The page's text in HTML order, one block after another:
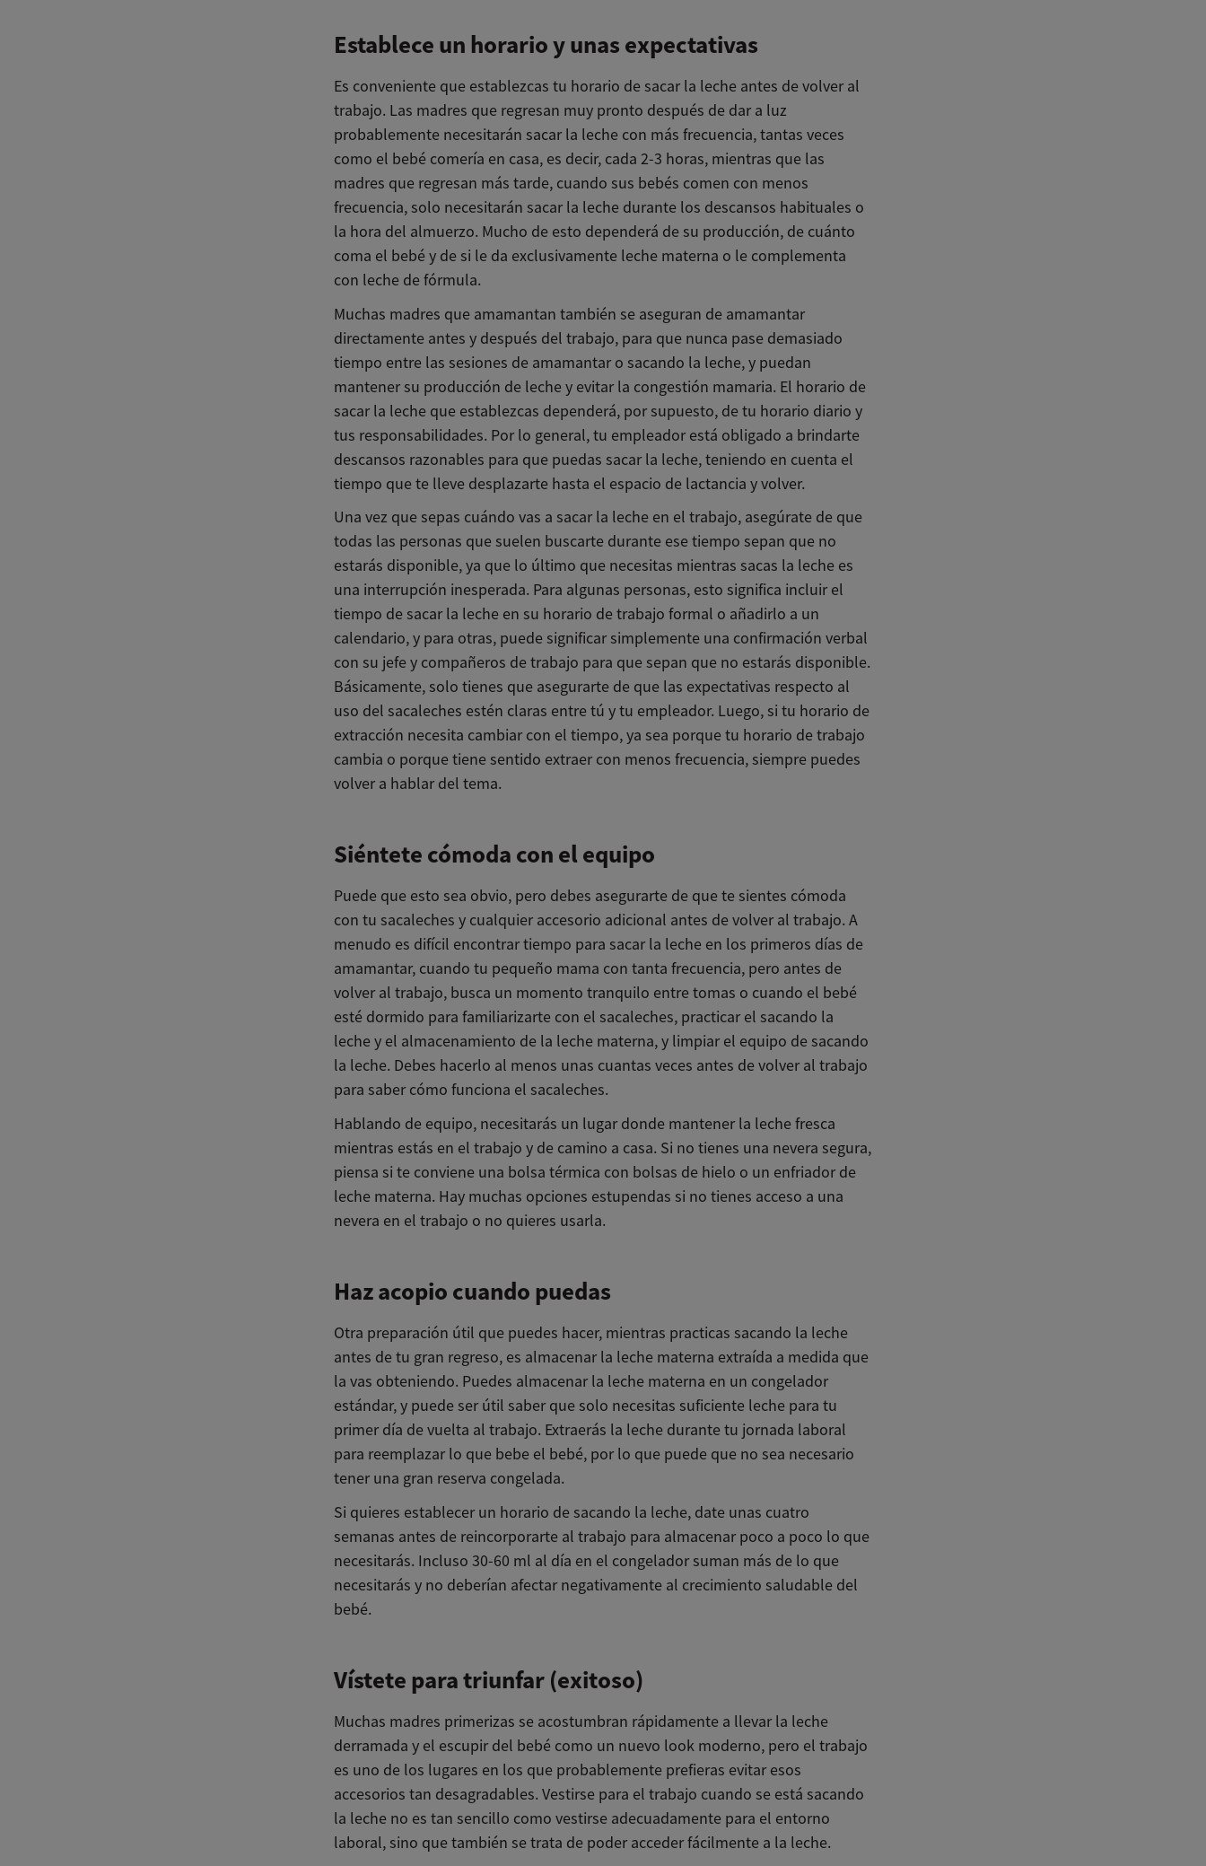
Establece un horario y unas expectativas
Es conveniente que establezcas tu horario de sacar la leche antes de volver al
trabajo. Las madres que regresan muy pronto después de dar a luz
probablemente necesitarán sacar la leche con más frecuencia, tantas veces
como el bebé comería en casa, es decir, cada 2-3 horas, mientras que las
madres que regresan más tarde, cuando sus bebés comen con menos
frecuencia, solo necesitarán sacar la leche durante los descansos habituales o
la hora del almuerzo. Mucho de esto dependerá de su producción, de cuánto
coma el bebé y de si le da exclusivamente leche materna o le complementa
con leche de fórmula.
Muchas madres que amamantan también se aseguran de amamantar
directamente antes y después del trabajo, para que nunca pase demasiado
tiempo entre las sesiones de amamantar o sacando la leche, y puedan
mantener su producción de leche y evitar la congestión mamaria. El horario de
sacar la leche que establezcas dependerá, por supuesto, de tu horario diario y
tus responsabilidades. Por lo general, tu empleador está obligado a brindarte
descansos razonables para que puedas sacar la leche, teniendo en cuenta el
tiempo que te lleve desplazarte hasta el espacio de lactancia y volver.
Una vez que sepas cuándo vas a sacar la leche en el trabajo, asegúrate de que
todas las personas que suelen buscarte durante ese tiempo sepan que no
estarás disponible, ya que lo último que necesitas mientras sacas la leche es
una interrupción inesperada. Para algunas personas, esto significa incluir el
tiempo de sacar la leche en su horario de trabajo formal o añadirlo a un
calendario, y para otras, puede significar simplemente una confirmación verbal
con su jefe y compañeros de trabajo para que sepan que no estarás disponible.
Básicamente, solo tienes que asegurarte de que las expectativas respecto al
uso del sacaleches estén claras entre tú y tu empleador. Luego, si tu horario de
extracción necesita cambiar con el tiempo, ya sea porque tu horario de trabajo
cambia o porque tiene sentido extraer con menos frecuencia, siempre puedes
volver a hablar del tema.
Siéntete cómoda con el equipo
Puede que esto sea obvio, pero debes asegurarte de que te sientes cómoda
con tu sacaleches y cualquier accesorio adicional antes de volver al trabajo. A
menudo es difícil encontrar tiempo para sacar la leche en los primeros días de
amamantar, cuando tu pequeño mama con tanta frecuencia, pero antes de
volver al trabajo, busca un momento tranquilo entre tomas o cuando el bebé
esté dormido para familiarizarte con el sacaleches, practicar el sacando la
leche y el almacenamiento de la leche materna, y limpiar el equipo de sacando
la leche. Debes hacerlo al menos unas cuantas veces antes de volver al trabajo
para saber cómo funciona el sacaleches.
Hablando de equipo, necesitarás un lugar donde mantener la leche fresca
mientras estás en el trabajo y de camino a casa. Si no tienes una nevera segura,
piensa si te conviene una bolsa térmica con bolsas de hielo o un enfriador de
leche materna. Hay muchas opciones estupendas si no tienes acceso a una
nevera en el trabajo o no quieres usarla.
Haz acopio cuando puedas
Otra preparación útil que puedes hacer, mientras practicas sacando la leche
antes de tu gran regreso, es almacenar la leche materna extraída a medida que
la vas obteniendo. Puedes almacenar la leche materna en un congelador
estándar, y puede ser útil saber que solo necesitas suficiente leche para tu
primer día de vuelta al trabajo. Extraerás la leche durante tu jornada laboral
para reemplazar lo que bebe el bebé, por lo que puede que no sea necesario
tener una gran reserva congelada.
Si quieres establecer un horario de sacando la leche, date unas cuatro
semanas antes de reincorporarte al trabajo para almacenar poco a poco lo que
necesitarás. Incluso 30-60 ml al día en el congelador suman más de lo que
necesitarás y no deberían afectar negativamente al crecimiento saludable del
bebé.
Vístete para triunfar (exitoso)
Muchas madres primerizas se acostumbran rápidamente a llevar la leche
derramada y el escupir del bebé como un nuevo look moderno, pero el trabajo
es uno de los lugares en los que probablemente prefieras evitar esos
accesorios tan desagradables. Vestirse para el trabajo cuando se está sacando
la leche no es tan sencillo como vestirse adecuadamente para el entorno
laboral, sino que también se trata de poder acceder fácilmente a la leche.